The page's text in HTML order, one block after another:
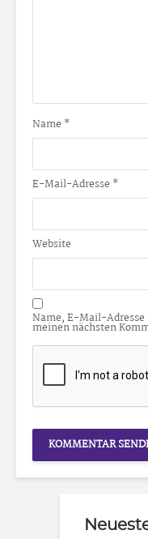
Name *
E-Mail-Adresse *
Website
Name, E-Mail-Adresse
meinen nächsten